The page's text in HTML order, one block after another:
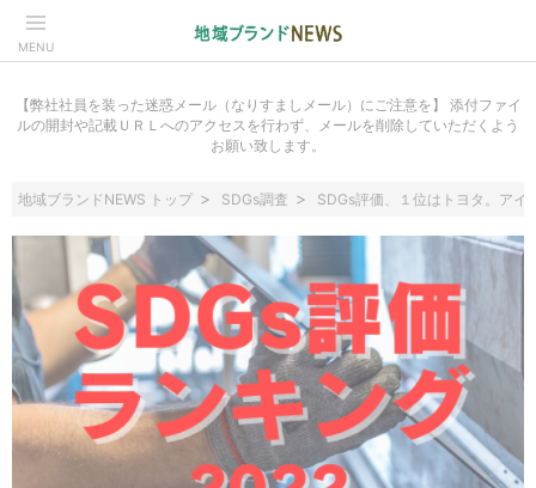
MENU
【弊社社員を装った迷惑メール（なりすましメール）にご注意を】 添付ファイ
ルの開封や記載ＵＲＬへのアクセスを行わず、メールを削除していただくよう
お願い致します。
地域ブランドNEWS トップ SDGs調査 SDGs評価、１位はトヨタ。アイ